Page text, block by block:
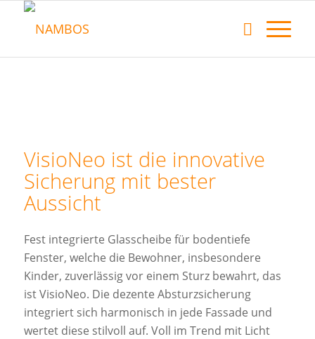
VisioNeo ist die innovative
Sicherung mit bester
Aussicht
Fest integrierte Glasscheibe für bodentiefe
Fenster, welche die Bewohner, insbesondere
Kinder, zuverlässig vor einem Sturz bewahrt, das
ist VisioNeo. Die dezente Absturzsicherung
integriert sich harmonisch in jede Fassade und
wertet diese stilvoll auf. Voll im Trend mit Licht